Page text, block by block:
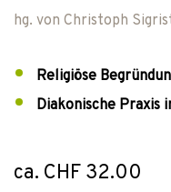
hg. von Christoph
Religiöse
Diakonische
ca. CHF 32.00